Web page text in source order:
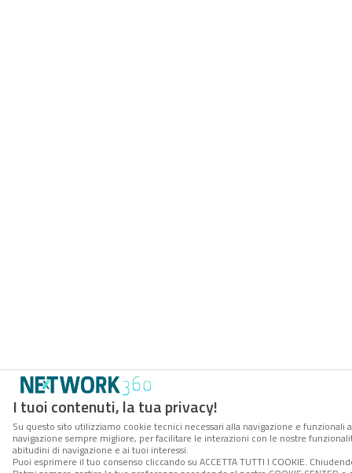
I tuoi contenuti, la tua privacy!
Su questo sito utilizziamo cookie tecnici necessari alla navigazione e
navigazione sempre migliore, per facilitare le interazioni con le nostre
abitudini di navigazione e ai tuoi interessi.
Puoi esprimere il tuo consenso cliccando su ACCETTA TUTTI I COOKIE.